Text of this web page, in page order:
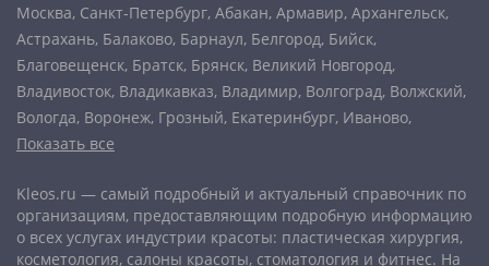
Показать все
Москва, Санкт-Петербург, Абакан, Армавир, Архангельск,
Астрахань, Балаково, Барнаул, Белгород, Бийск,
Благовещенск, Братск, Брянск, Великий Новгород,
Владивосток, Владикавказ, Владимир, Волгоград, Волжский,
Вологда, Воронеж, Грозный, Екатеринбург, Иваново,
Ижевск,Иркутск
Краснодар ,Красноярск,Курган ,Курск,Липецк,
Магнитогорск, Махачкала,Мурманск,Набережные Челны,
Нальчик,Нижневартовск ,Нижний Новгород,Нижний Тагил
Kleos.ru — самый подробный и актуальный справочник по
организациям, предоставляющим подробную информацию
о всех услугах индустрии красоты: пластическая хирургия,
косметология, салоны красоты, стоматология и фитнес. На